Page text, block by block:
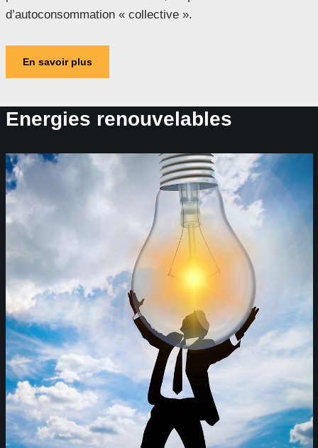
d’autoconsommation « collective ».
En savoir plus
Energies renouvelables